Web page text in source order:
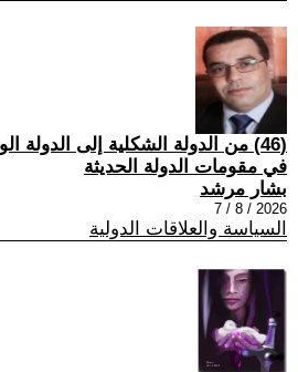
(46) من الدولة الشكلية إلى الدولة
في مقومات الدولة الحديثة
بشار مرشد
2026 / 8 / 7
السياسة والعلاقات الدولية